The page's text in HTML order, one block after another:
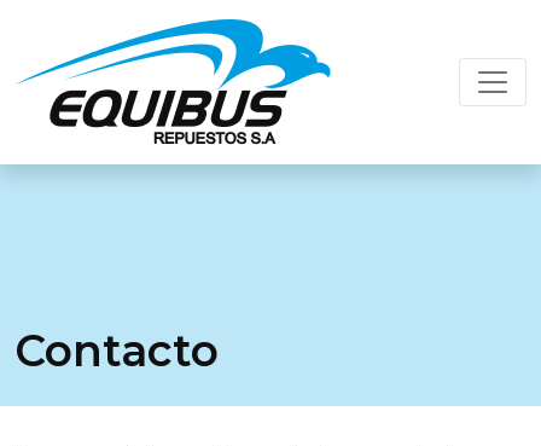
Contacto